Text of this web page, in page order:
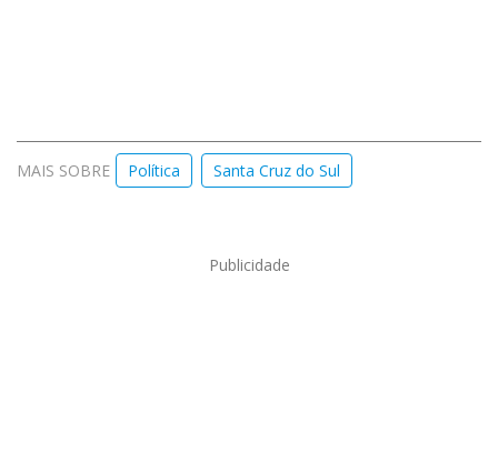
MAIS SOBRE Política Santa Cruz do Sul
Publicidade